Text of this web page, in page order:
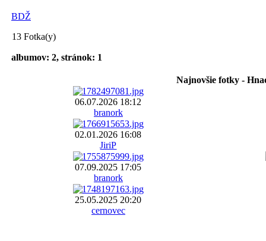
BDŽ
13 Fotka(y)
albumov: 2, stránok: 1
Najnovšie fotky -
06.07.2026 18:12
branork
02.01.2026 16:08
JiriP
07.09.2025 17:05
branork
25.05.2025 20:20
cernovec